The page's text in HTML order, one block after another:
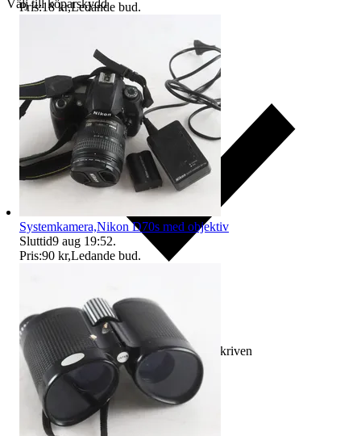
Välj till köparskydd
Ersättning om varan inte är som beskriven
Pris:18 kr,Ledande bud.
Systemkamera,Nikon D70s med objektiv
Sluttid9 aug 19:52.
Pris:90 kr,Ledande bud.